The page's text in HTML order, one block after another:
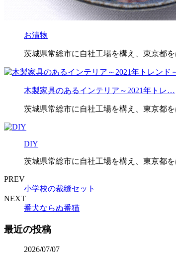
お漬物
茨城県常総市に自社工場を構え、東京都
木製家具のあるインテリア～2021年トレ…
茨城県常総市に自社工場を構え、東京都
DIY
茨城県常総市に自社工場を構え、東京都
PREV
小学校の裁縫セット
NEXT
番犬ならぬ番猫
最近の投稿
2026/07/07